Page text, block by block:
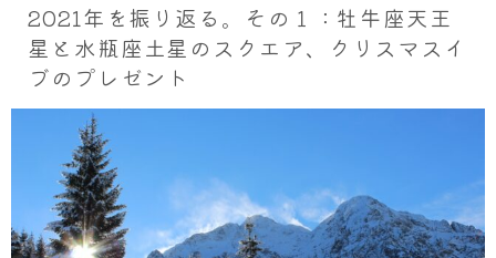
2021年を振り返る。その１：牡牛座天王
星と水瓶座土星のスクエア、クリスマスイ
ブのプレゼント